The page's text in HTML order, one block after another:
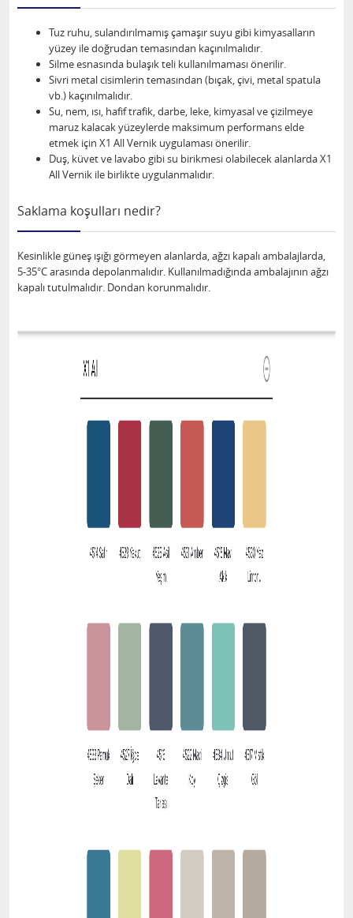
Tuz ruhu, sulandırılmamış çamaşır suyu gibi kimyasalların
yüzey ile doğrudan temasından kaçınılmalıdır.
Silme esnasında bulaşık teli kullanılmaması önerilir.
Sivri metal cisimlerin temasından (bıçak, çivi, metal spatula
vb.) kaçınılmalıdır.
Su, nem, ısı, hafif trafik, darbe, leke, kimyasal ve çizilmeye
maruz kalacak yüzeylerde maksimum performans elde
etmek için X1 All Vernik uygulaması önerilir.
Duş, küvet ve lavabo gibi su birikmesi olabilecek alanlarda X1
All Vernik ile birlikte uygulanmalıdır.
Saklama koşulları nedir?
Kesinlikle güneş ışığı görmeyen alanlarda, ağzı kapalı ambalajlarda,
5-35°C arasında depolanmalıdır. Kullanılmadığında ambalajının ağzı
kapalı tutulmalıdır. Dondan korunmalıdır.